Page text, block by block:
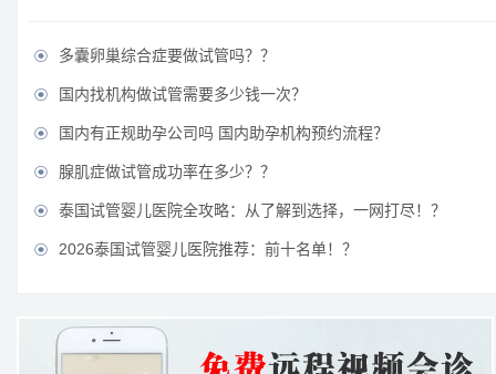
 多囊卵巢综合症要做试管吗？？
 国内找机构做试管需要多少钱一次？
 国内有正规助孕公司吗 国内助孕机构预约流程？
 腺肌症做试管成功率在多少？？
 泰国试管婴儿医院全攻略：从了解到选择，一网打尽！？
 2026泰国试管婴儿医院推荐：前十名单！？